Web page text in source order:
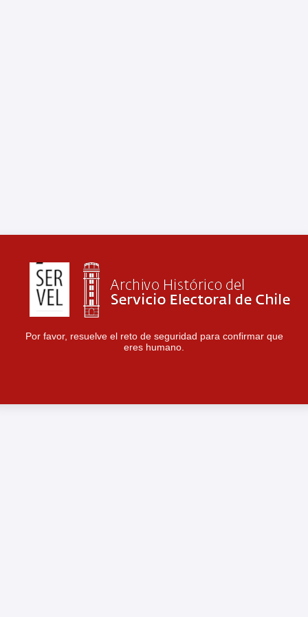
Por favor, resuelve el reto de seguridad para confirmar que
eres humano.